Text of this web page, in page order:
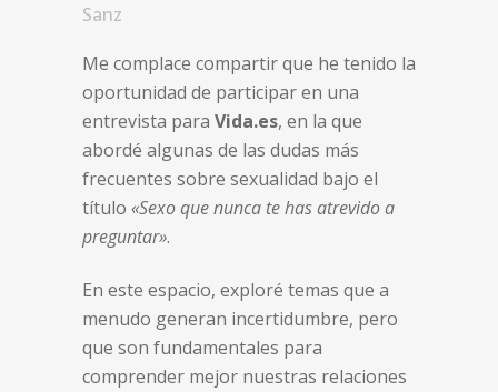
Sanz
Me complace compartir que he tenido la
oportunidad de participar en una
entrevista para Vida.es, en la que
abordé algunas de las dudas más
frecuentes sobre sexualidad bajo el
título «Sexo que nunca te has atrevido a
preguntar».
En este espacio, exploré temas que a
menudo generan incertidumbre, pero
que son fundamentales para
comprender mejor nuestras relaciones